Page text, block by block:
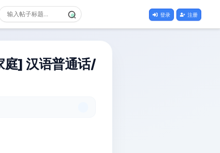
登录 注册
庭] 汉语普通话/